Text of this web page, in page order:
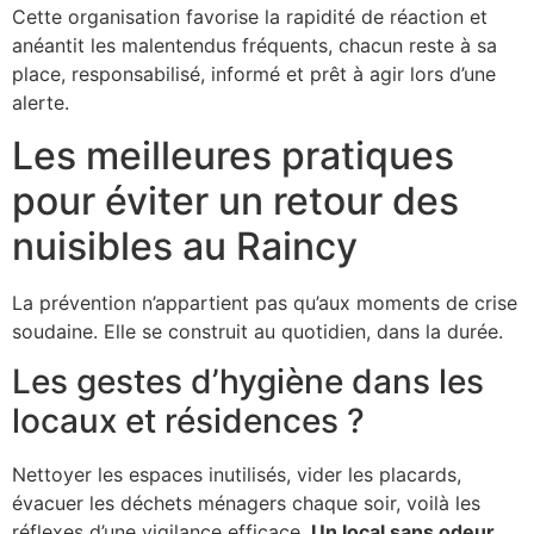
Cette organisation favorise la rapidité de réaction et
anéantit les malentendus fréquents, chacun reste à sa
place, responsabilisé, informé et prêt à agir lors d’une
alerte.
Les meilleures pratiques
pour éviter un retour des
nuisibles au Raincy
La prévention n’appartient pas qu’aux moments de crise
soudaine. Elle se construit au quotidien, dans la durée.
Les gestes d’hygiène dans les
locaux et résidences ?
Nettoyer les espaces inutilisés, vider les placards,
évacuer les déchets ménagers chaque soir, voilà les